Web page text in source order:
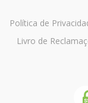
Política de
Livro de